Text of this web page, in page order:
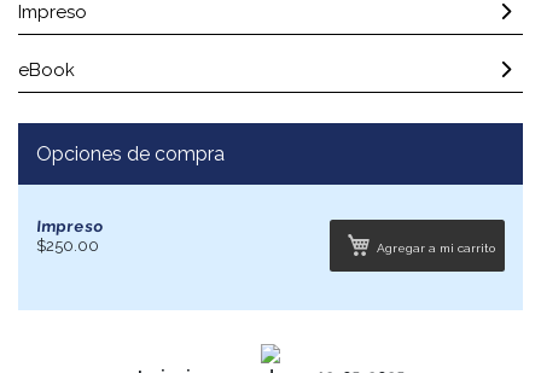
Impreso
eBook
Opciones de compra
Impreso
$250.00
Agregar a mi carrito